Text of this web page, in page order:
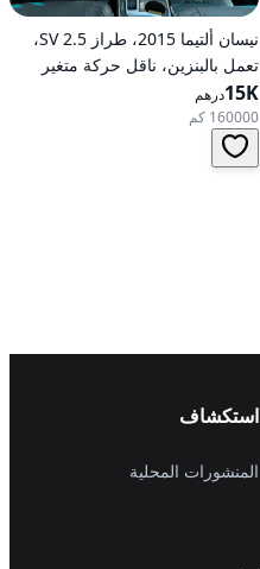
نيسان ألتيما 2015، طراز 2.5 SV،
تعمل بالبنزين، ناقل حركة متغير
مستمر (CVT)، دفع أمامي
15Kدرهم
160000 كم
استكشاف
المنشورات المحلية